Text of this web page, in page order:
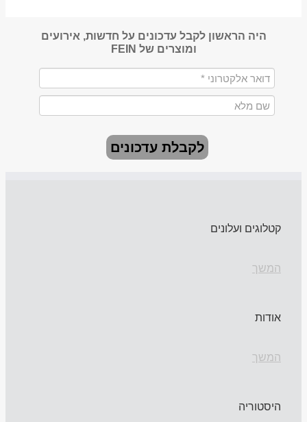
היה הראשון לקבל עדכונים על חדשות, אירועים
ומוצרים של FEIN
לקבלת עדכונים
קטלוגים ועלונים
המשך
אודות
המשך
היסטוריה